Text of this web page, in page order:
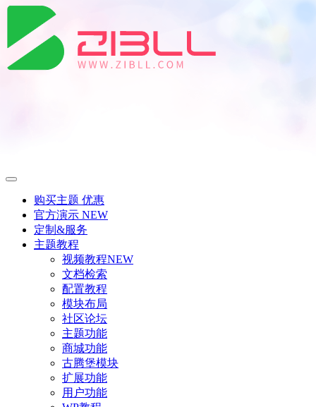
购买主题 优惠
官方演示 NEW
定制&服务
主题教程
视频教程NEW
文档检索
配置教程
模块布局
社区论坛
主题功能
商城功能
古腾堡模块
扩展功能
用户功能